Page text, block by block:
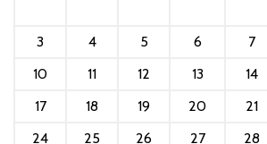
3
4 5 6 7
10
11 12 13 14
17
18 19 20 21
24
25 26 27 28